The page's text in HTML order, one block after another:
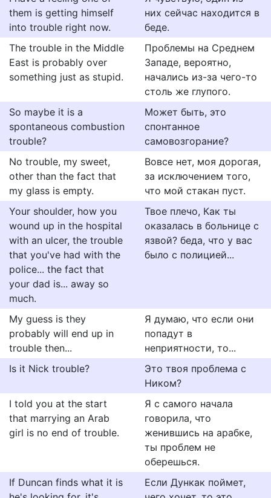
them is getting himself
into trouble right now.
них сейчас находится в
беде.
The trouble in the Middle
East is probably over
something just as stupid.
Проблемы на Среднем
Западе, вероятно,
начались из-за чего-то
столь же глупого.
So maybe it is a
spontaneous combustion
trouble?
Может быть, это
спонтанное
самовозгорание?
No trouble, my sweet,
other than the fact that
my glass is empty.
Вовсе нет, моя дорогая,
за исключением того,
что мой стакан пуст.
Your shoulder, how you
wound up in the hospital
with an ulcer, the trouble
that you've had with the
police... the fact that
your dad is... away so
much.
Твое плечо, Как ты
оказалась в больнице с
язвой? беда, что у вас
было с полицией...
My guess is they
probably will end up in
trouble then...
Я думаю, что если они
попадут в
неприятности, то...
Is it Nick trouble?
Это твоя проблема с
Ником?
I told you at the start
that marrying an Arab
girl is no end of trouble.
Я с самого начала
говорила, что
женившись на арабке,
ты проблем не
оберешься.
If Duncan finds what it is
Если Дункак поймет,